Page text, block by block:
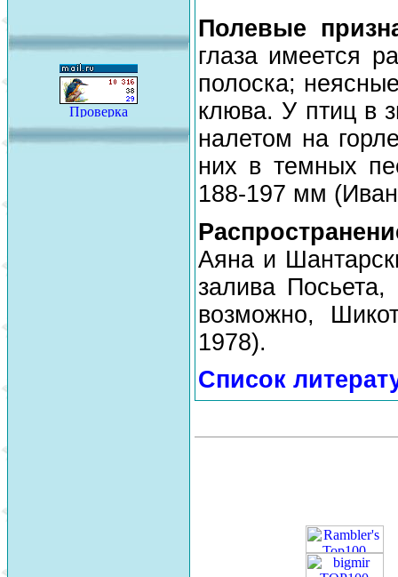
Полевые
глаза имеется
полоска;
клюва. У птиц в
налетом на
них в темных
188-197 мм
Аяна и
залива
возможно,
1978).
Список